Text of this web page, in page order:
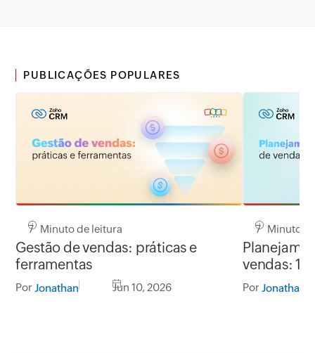
PUBLICAÇÕES POPULARES
7 Minuto de leitura
Gestão de vendas: práticas e
ferramentas
Por Jonathan Jun 10, 2026
7 Minuto
vendas: 10
Por Jonathan